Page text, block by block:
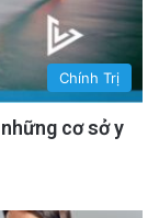
Chính Trị
cơ sở y